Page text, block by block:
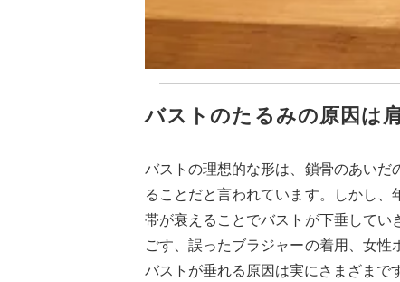
バストのたるみの原因は
バストの理想的な形は、鎖骨のあいだ
ることだと言われています。しかし
帯が衰えることでバストが下垂してい
ごす、誤ったブラジャーの着用、女性
バストが垂れる原因は実にさまざまで